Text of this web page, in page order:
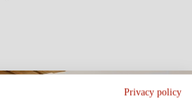
Privacy policy